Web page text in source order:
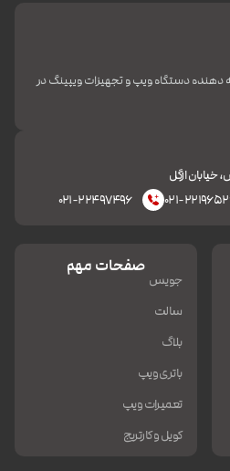
دهنده دستگاه ویپ و تجهیزات ویپینگ در
خیابان ازگل
۲۲۱۹۶۵۲۶ ۰۲۱-۲۲۴۹۷۴۹۶
صفحات مهم
جویس
سالت
بلاگ
باتری ویپ
تعمیرات ویپ
کویل و کارتریج